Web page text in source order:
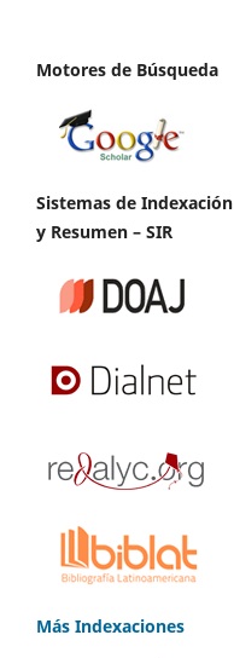
Motores de Búsqueda
Sistemas de Indexación
y Resumen – SIR
Más Indexaciones